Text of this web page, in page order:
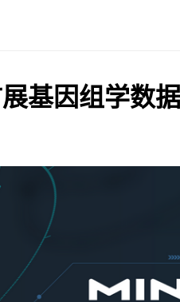
基因组学数